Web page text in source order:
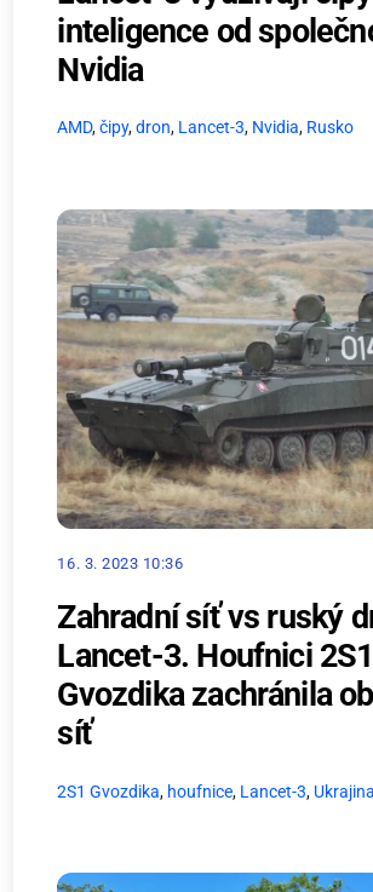
inteligence od
Nvidia
AMD,čipy,dron, Lancet-3, Nvidia, Rusko
16. 3. 2023 10:36
Zahradní síť vs ruský
Lancet-3. Houfnici 2S1
Gvozdika zachránila
síť
2S1 Gvozdika, houfnice, Lancet-3, Ukrajina